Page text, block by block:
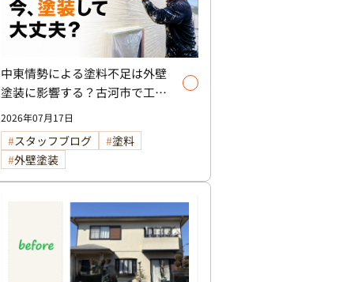
中東情勢による塗料不足は外壁
塗装に影響する？古河市で工事
を検討中の方へ
2026年07月17日
スタッフブログ
塗料
外壁塗装